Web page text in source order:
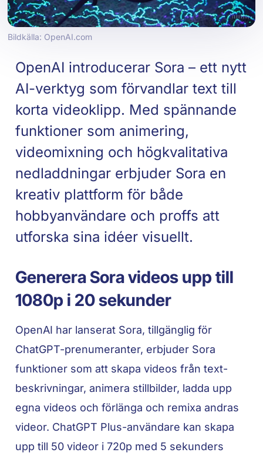
Bildkälla: OpenAI.com
OpenAI introducerar Sora – ett nytt
AI-verktyg som förvandlar text till
korta videoklipp. Med spännande
funktioner som animering,
videomixning och högkvalitativa
nedladdningar erbjuder Sora en
kreativ plattform för både
hobbyanvändare och proffs att
utforska sina idéer visuellt.
Generera Sora videos upp till
1080p i 20 sekunder
OpenAI har lanserat Sora, tillgänglig för
ChatGPT-prenumeranter, erbjuder Sora
funktioner som att skapa videos från text-
beskrivningar, animera stillbilder, ladda upp
egna videos och förlänga och remixa andras
videor. ChatGPT Plus-användare kan skapa
upp till 50 videor i 720p med 5 sekunders